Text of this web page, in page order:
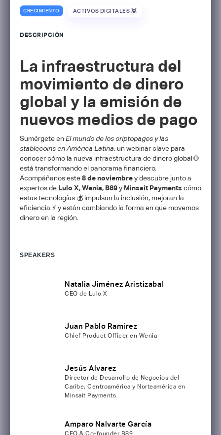
CRECIMIENTO ACTIVOS DIGITALES 👾
DESCRIPCIÓN
La infraestructura del
movimiento de dinero
global y la emisión de
nuevos medios de pago
​Sumérgete en El mundo de los criptopagos y las
stablecoins en América Latina, un webinar clave para
conocer cómo la nueva infraestructura de dinero global 🌐
está transformando el panorama financiero.
Acompáñanos este8 de noviembrey descubre junto a
expertos de Lulo X, Wenia, B89y Minsait Payments cómo
estas tecnologías 💰 impulsan la inclusión, mejoran la
eficiencia ⚡ y están cambiando la forma en que movemos
dinero en la región.
SPEAKERS
Natalia Jiménez Aristizabal
CEO de Lulo X
Juan Pablo Ramirez
Chief Product Officer en Wenia
Jesús Alvarez
Director de Desarrollo de Negocios del
Caribe, Centroamérica y Norteamérica en
Minsait Payments
Amparo Nalvarte García
CEO & Co-founder B89